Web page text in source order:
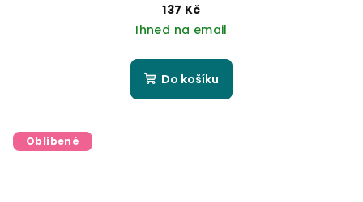
137 Kč
Ihned na email
Do košíku
Oblíbené